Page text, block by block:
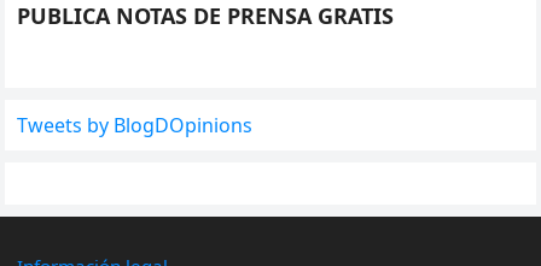
PUBLICA NOTAS DE PRENSA GRATIS
Tweets by BlogDOpinions